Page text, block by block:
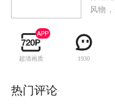
风物
箫声
拼死
与时
超清画质 1930
热门评论